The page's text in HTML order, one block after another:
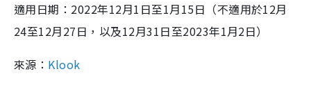
適用日期：2022年12月1日至1月15日（不適用於12月
24至12月27日，以及12月31日至2023年1月2日）
來源： Klook